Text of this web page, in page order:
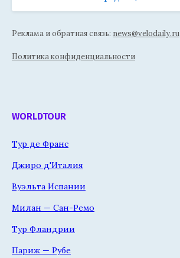
Реклама и обратная связь: news@velodaily.ru
Политика конфиденциальности
WORLDTOUR
Тур де Франс
Джиро д'Италия
Вуэльта Испании
Милан — Сан-Ремо
Тур Фландрии
Париж — Рубе